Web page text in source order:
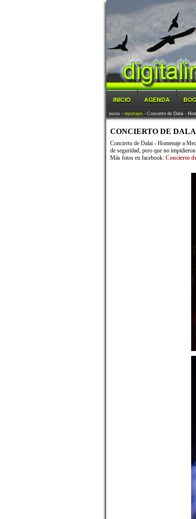
INICIO AGENDA
inicio- reportajes- Concierto de Dalai -
CONCIERTO DE
Concierto de Dalai - Homenaje a
de seguridad, pero que no
Más fotos en facebook: Concierto